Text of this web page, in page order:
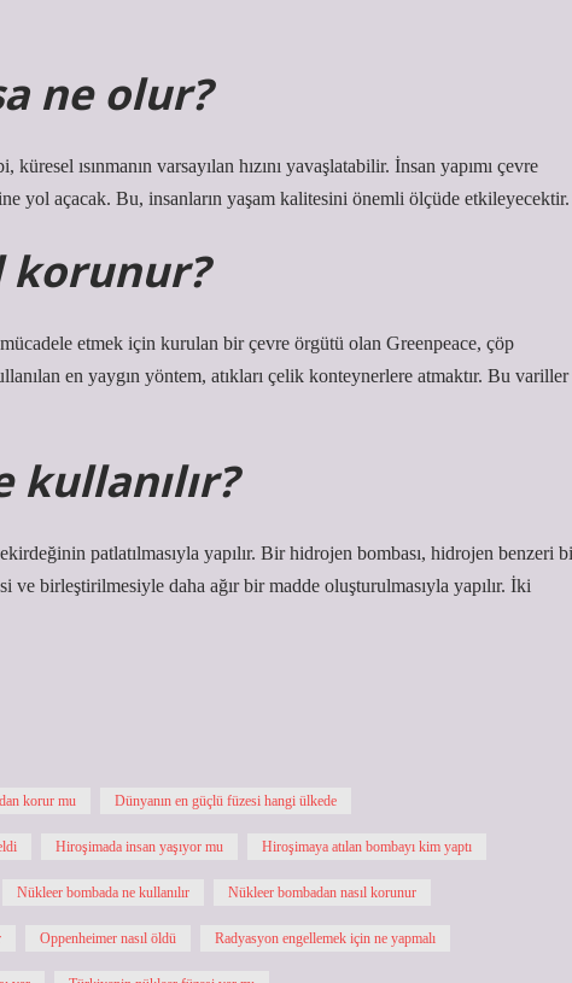
ne olur?
ısınmanın varsayılan hızını yavaşlatabilir. İnsan yapımı çevre
yol açacak. Bu, insanların yaşam kalitesini önemli ölçüde etkileyecektir.
korunur?
etmek için kurulan bir çevre örgütü olan Greenpeace, çöp
en yaygın yöntem, atıkları çelik konteynerlere atmaktır. Bu variller
patlatılmasıyla yapılır. Bir hidrojen bombası, hidrojen benzeri
ve birleştirilmesiyle daha ağır bir madde oluşturulmasıyla yapılır. İki
korur mu Dünyanın en güçlü füzesi hangi ülkede
Hiroşimada insan yaşıyor mu Hiroşimaya atılan bombayı kim yaptı
Nükleer bombada ne kullanılır Nükleer bombadan nasıl korunur
Oppenheimer nasıl öldü Radyasyon engellemek için ne yapmalı